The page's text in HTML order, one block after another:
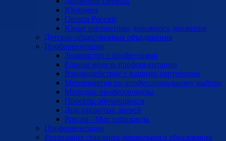
Юнармия
Орлята России
Юные инспекторы дорожного движения
Детские общественные объединения
Профориентация
Знакомство с профессиями
Единая модель профориентации
Взаимодействие с нашими партнерами
Мероприятия по профессиональному выбору
Молодые профессионалы
Проекты обучающихся
Дни открытых дверей
Россия - Мои горизонты
Профориентация
Реализация стандарта дошкольного образования